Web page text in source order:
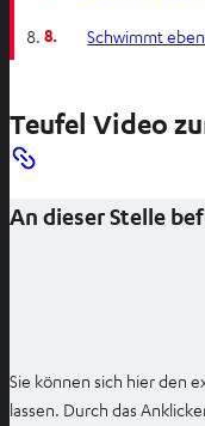
8. Schwimmt
Teufel Video
An dieser Stelle
Sie können sich hier den
lassen. Durch das